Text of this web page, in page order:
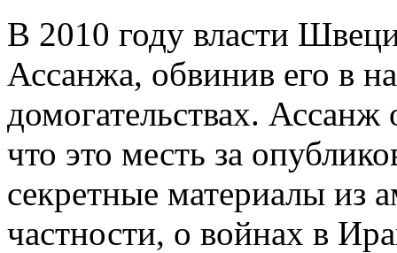
В 2010 году власти
Ассанжа, обвинив его в
домогательствах. Ассанж
что это месть за
секретные материалы из
частности, о войнах в